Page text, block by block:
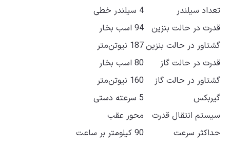
تعداد سیلندر
4 سیلندر خطی
قدرت در حالت بنزین
94 اسب بخار
گشتاور در حالت بنزین187 نیوتن‌متر
قدرت در حالت گاز
80 اسب بخار
گشتاور در حالت گاز
160 نیوتن‌متر
گیربکس
5 سرعته دستی
سیستم انتقال قدرت
محور عقب
حداکثر سرعت
90 کیلومتر بر ساعت